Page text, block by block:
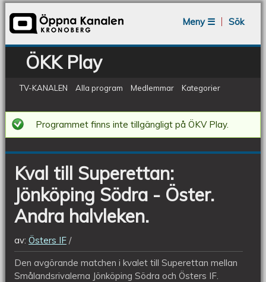
Meny ☰
Sök
ÖKK Play
TV-KANALEN Alla program Medlemmar Kategorier
Kval
till
Superettan:
Jönköping
Södra
Öster.
Andra
halvleken.
Programmet finns inte tillgängligt på ÖKV Play.
Kval till Superettan:
Jönköping Södra - Öster.
Andra halvleken.
av: Östers IF
Den avgörande matchen i kvalet till Superettan mellan
Smålandsrivalerna Jönköping Södra och Östers IF.